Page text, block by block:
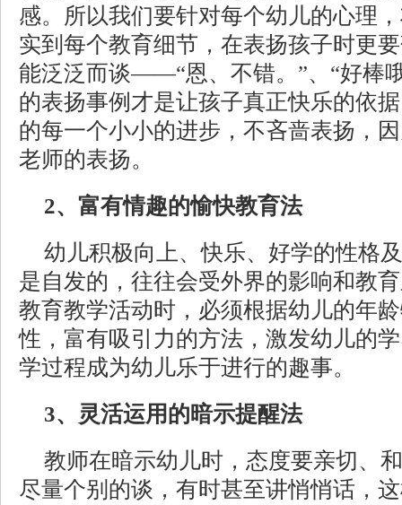
感。所以我们要针对每个幼儿的心理
实到每个教育细节，在表扬孩子时更
能泛泛而谈——“恩、不错。”、“好棒
的表扬事例才是让孩子真正快乐的依
的每一个小小的进步，不吝啬表扬，
老师的表扬。
2、富有情趣的愉快教育法
幼儿积极向上、快乐、好学的性格
是自发的，往往会受外界的影响和教
教育教学活动时，必须根据幼儿的年
性，富有吸引力的方法，激发幼儿的
学过程成为幼儿乐于进行的趣事。
3、灵活运用的暗示提醒法
教师在暗示幼儿时，态度要亲切、
尽量个别的谈，有时甚至讲悄悄话，